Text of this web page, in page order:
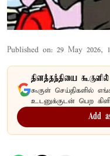
Published on: 29 May 2026,
தினத்தந்தியை
கூகுள் செய்திகளில்
உடனுக்குடன் பெற
Add